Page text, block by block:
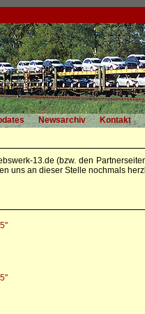
Newsarchiv Kontakt
13.de (bzw. den
uns an dieser Stelle nochmals